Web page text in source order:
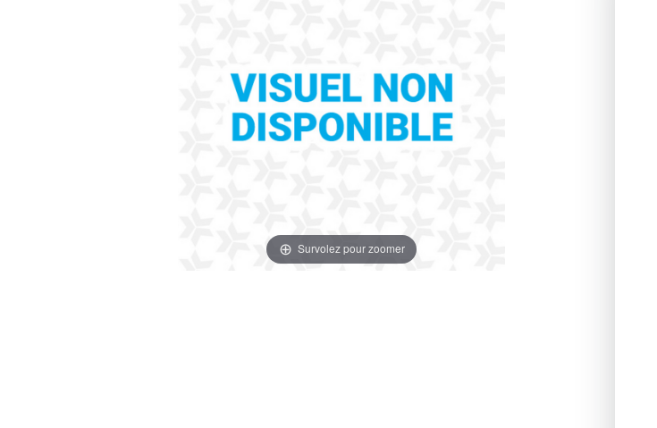
Survolez pour zoomer